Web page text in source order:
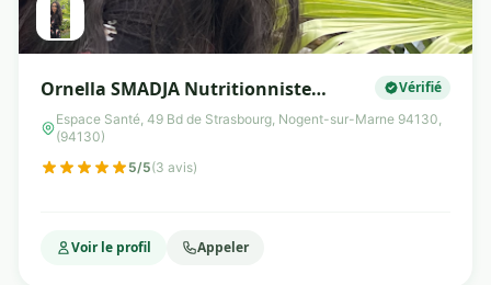
Ornella SMADJA Nutritionniste
Diététicienne
Vérifié
Espace Santé, 49 Bd de Strasbourg, Nogent-sur-Marne 94130,
(94130)
5/5(3 avis)
Voir le profil Appeler